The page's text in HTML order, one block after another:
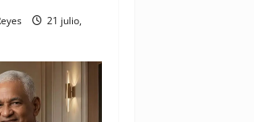
21 julio,